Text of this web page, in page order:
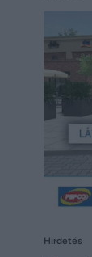
Hirdetés